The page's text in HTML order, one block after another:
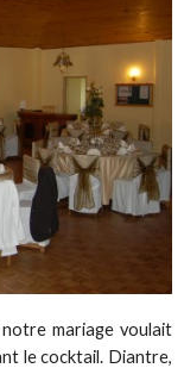
mariage voulait
le cocktail. Diantre,